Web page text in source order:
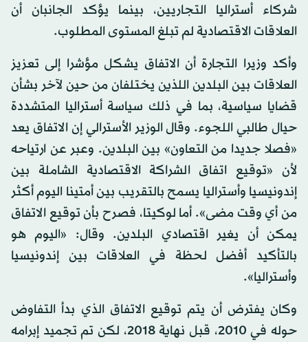
شركاء أستراليا التجاريين، بينما يؤكد الجانبان أن
العلاقات الاقتصادية لم تبلغ المستوى المطلوب.
وأكد وزيرا التجارة أن الاتفاق يشكل مؤشرا إلى تعزيز
العلاقات بين البلدين اللذين يختلفان من حين لآخر بشأن
قضايا سياسية، بما في ذلك سياسة أستراليا المتشددة
حيال طالبي اللجوء. وقال الوزير الأسترالي إن الاتفاق يعد
«فصلا جديدا من التعاون» بين البلدين. وعبر عن ارتياحه
لأن «توقيع اتفاق الشراكة الاقتصادية الشاملة بين
إندونيسيا وأستراليا يسمح بالتقريب بين أمتينا اليوم أكثر
من أي وقت مضى». أما لوكيتا، فصرح بأن توقيع الاتفاق
يمكن أن يغير اقتصادي البلدين. وقال: «اليوم هو
بالتأكيد أفضل لحظة في العلاقات بين إندونيسيا
وأستراليا».
وكان يفترض أن يتم توقيع الاتفاق الذي بدأ التفاوض
حوله في 2010، قبل نهاية 2018، لكن تم تجميد إبرامه